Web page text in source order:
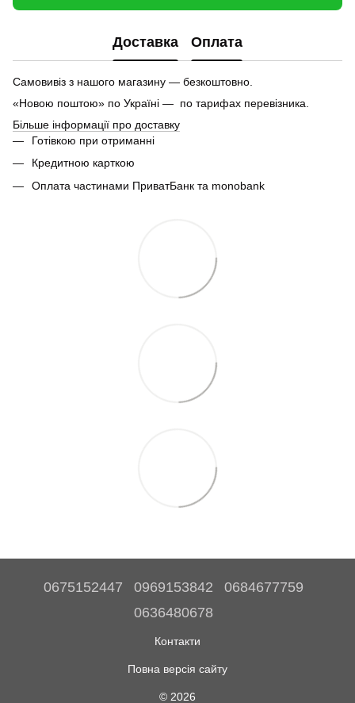
Доставка Оплата
Самовивіз з нашого магазину — безкоштовно.
«Новою поштою» по Україні — по тарифах перевізника.
Більше інформації про доставку
Готівкою при отриманні
Кредитною карткою
Оплата частинами ПриватБанк та monobank
0675152447 0969153842
0684677759
0636480678
Контакти
Повна версія сайту
© 2026